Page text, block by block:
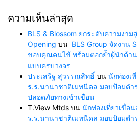
ความเห็นล่าสุด
BLS & Blossom ยกระดับความงา
Opening บน BLS Group จัดงาน
ขอบคุณคนไข้ พร้อมตอกย้ำผู้นำด้า
แบบครบวงจร
ประเสริฐ สุวรรณสิทธิ์ บน นักท่องเ
ร.ร.นานาชาติเมทนีดล มอบป้อมตำ
ปลอดภัยทางเข้าเขื่อน
T.View Mtds บน นักท่องเที่ยวเขื่อ
ร.ร.นานาชาติเมทนีดล มอบป้อมตำ